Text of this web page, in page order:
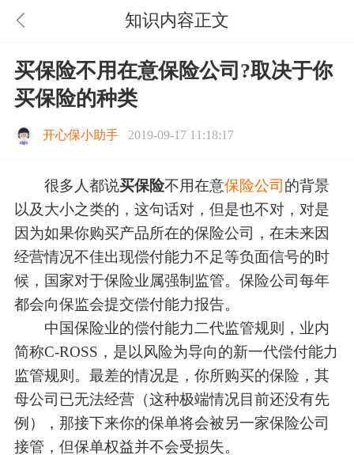
知识内容正文
买保险不用在意保险公司?取决于你
买保险的种类
开心保小助手 2019-09-17 11:18:17
很多人都说买保险不用在意保险公司 的背景
以及大小之类的，这句话对，但是也不对，对是
因为如果你购买产品所在的保险公司，在未来因
经营情况不佳出现偿付能力不足等负面信号的时
候，国家对于保险业属强制监管。保险公司每年
都会向保监会提交偿付能力报告。
中国保险业的偿付能力二代监管规则，业内
简称C-ROSS，是以风险为导向的新一代偿付能力
监管规则。最差的情况是，你所购买的保险，其
母公司已无法经营（这种极端情况目前还没有先
例），那接下来你的保单将会被另一家保险公司
接管，但保单权益并不会受损失。